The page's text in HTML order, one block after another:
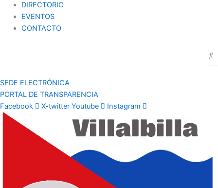
DIRECTORIO
EVENTOS
CONTACTO
SEDE ELECTRÓNICA
PORTAL DE TRANSPARENCIA
Facebook
X-twitter Youtube Instagram